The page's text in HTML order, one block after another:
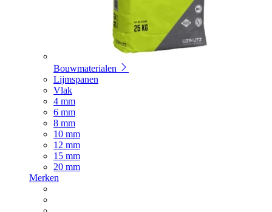
Bouwmaterialen
Lijmspanen
Vlak
4 mm
6 mm
8 mm
10 mm
12 mm
15 mm
20 mm
Merken